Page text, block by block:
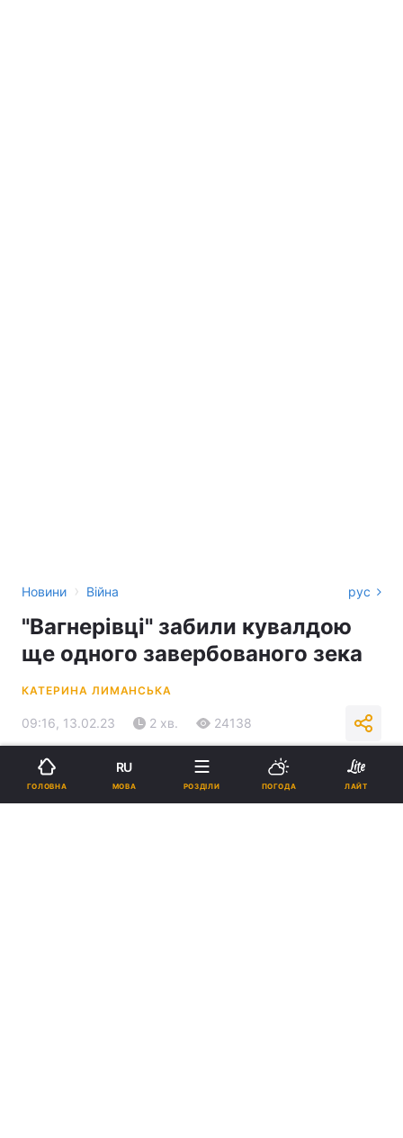
Новини › Війна рус
"Вагнерівці" забили кувалдою
ще одного завербованого зека
КАТЕРИНА ЛИМАНСЬКА
09:16, 13.02.23 2 хв. 24138
Підпишіться на нас в Google
ГОЛОВНА
RU
МОВА РОЗДІЛИ ПОГОДА ЛАЙТ